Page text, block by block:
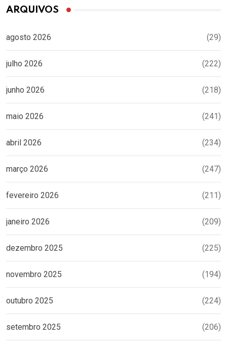
ARQUIVOS
agosto 2026 (29)
julho 2026 (222)
junho 2026 (218)
maio 2026 (241)
abril 2026 (234)
março 2026 (247)
fevereiro 2026 (211)
janeiro 2026 (209)
dezembro 2025 (225)
novembro 2025 (194)
outubro 2025 (224)
setembro 2025 (206)